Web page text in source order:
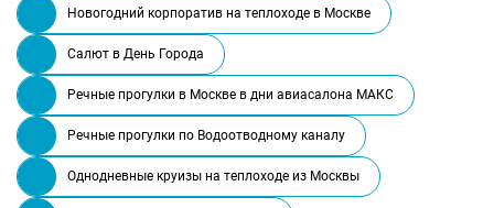
Новогодний корпоратив на теплоходе в Москве
Салют в День Города
Речные прогулки в Москве в дни авиасалона МАКС
Речные прогулки по Водоотводному каналу
Однодневные круизы на теплоходе из Москвы